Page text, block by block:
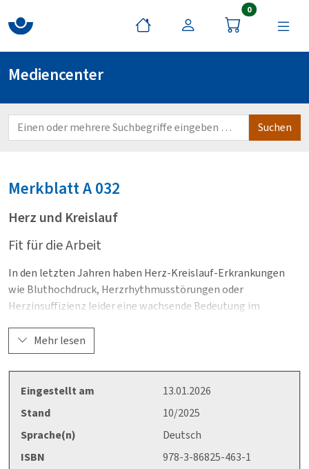
0Artikel im
Mediencenter
MerkblattA 032
Herz und Kreislauf
Fit für die Arbeit
In den letzten Jahren haben Herz-Kreislauf-Erkrankungen
wie Bluthochdruck, Herzrhythmusstörungen oder
Herzinsuffizienz leider eine wachsende Bedeutung im
Herz-Kreislauf-System, schädigende Einflüsse und deren
Folgen eingegangen. So werden z. B. verschiedene Herz-
Kreislauf-Erkrankungen erläutert und es wird die wichtige
Rolle einer gesunden Ernährung und regelmäßiger Bewegung
Mehr lesen
Eingestellt am
13.01.2026
Stand
10/2025
Sprache(n)
Deutsch
ISBN
978-3-86825-463-1